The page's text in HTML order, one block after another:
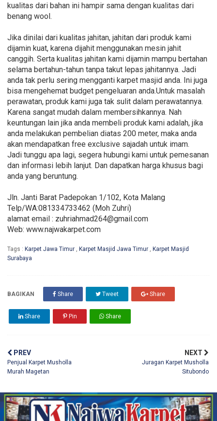
kualitas dari bahan ini hampir sama dengan kualitas dari
benang wool.
Jika dinilai dari kualitas jahitan, jahitan dari produk kami
dijamin kuat, karena dijahit menggunakan mesin jahit
canggih. Serta kualitas jahitan kami dijamin mampu bertahan
selama bertahun-tahun tanpa takut lepas jahitannya. Jadi
anda tak perlu sering mengganti karpet masjid anda. Ini juga
bisa mengehemat budget pengeluaran anda.Untuk masalah
perawatan, produk kami juga tak sulit dalam perawatannya.
Karena sangat mudah dalam membersihkannya. Nah
keuntungan lain jika anda membeli produk kami adalah, jika
anda melakukan pembelian diatas 200 meter, maka anda
akan mendapatkan free exclusive sajadah untuk imam.
Jadi tunggu apa lagi, segera hubungi kami untuk pemesanan
dan informasi lebih lanjut. Dan dapatkan harga khusus bagi
anda yang beruntung.
Jln. Janti Barat Padepokan 1/102, Kota Malang
Telp/WA:081334733462 (Moh Zuhri)
alamat email : zuhriahmad264@gmail.com
Web: www.najwakarpet.com
Tags : Karpet Jawa Timur , Karpet Masjid Jawa Timur , Karpet Masjid
Surabaya
BAGIKAN Share Tweet Share
Share Pin Share
PREV
Penjual Karpet Musholla
Murah Magetan
NEXT
Juragan Karpet Musholla
Situbondo